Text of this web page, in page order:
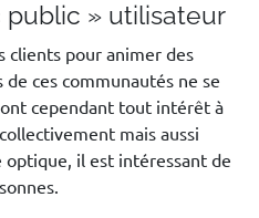
public » utilisateur
clients pour animer des
ces communautés ne se
cependant tout intérêt à
mais aussi
il est intéressant de